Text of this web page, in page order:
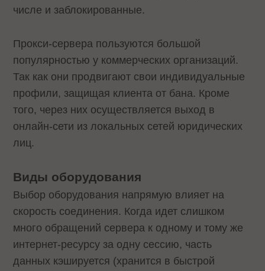
числе и заблокированные.
Прокси-сервера пользуются большой
популярностью у коммерческих организаций.
Так как они продвигают свои индивидуальные
профили, защищая клиента от бана. Кроме
того, через них осуществляется выход в
онлайн-сети из локальных сетей юридических
лиц.
Виды оборудования
Выбор оборудования напрямую влияет на
скорость соединения. Когда идет слишком
много обращений сервера к одному и тому же
интернет-ресурсу за одну сессию, часть
данных кэшируется (хранится в быстрой